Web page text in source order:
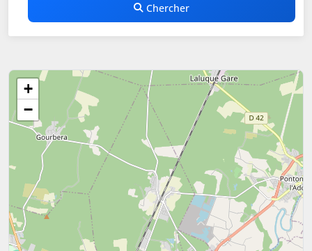
Chercher
+
−